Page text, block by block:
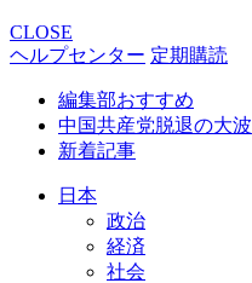
CLOSE
ヘルプセンター 定期購読
編集部おすすめ
中国共産党脱退の大波
新着記事
日本
政治
経済
社会